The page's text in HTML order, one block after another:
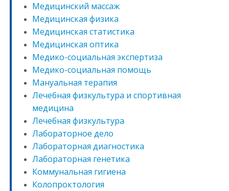
Медицинский массаж
Медицинская физика
Медицинская статистика
Медицинская оптика
Медико-социальная экспертиза
Медико-социальная помощь
Мануальная терапия
Лечебная физкультура и спортивная
медицина
Лечебная физкультура
Лабораторное дело
Лабораторная диагностика
Лабораторная генетика
Коммунальная гигиена
Колопроктология